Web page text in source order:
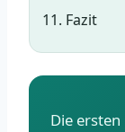
Fazit
Die ersten